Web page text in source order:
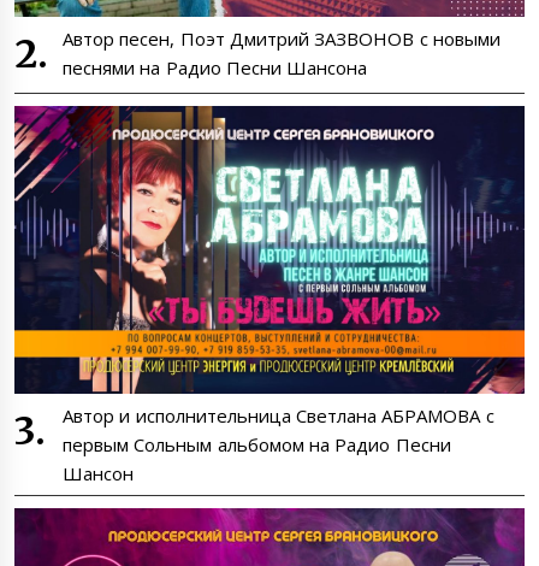
Автор песен, Поэт Дмитрий ЗАЗВОНОВ с новыми
песнями на Радио Песни Шансона
Автор и исполнительница Светлана АБРАМОВА с
первым Сольным альбомом на Радио Песни
Шансон